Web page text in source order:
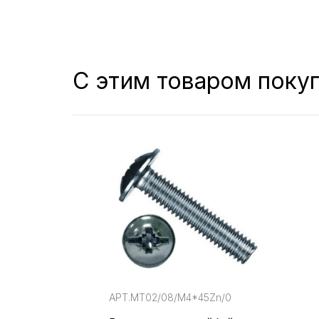
С этим товаром
АРТ.MT02/08/M4*45Zn/0